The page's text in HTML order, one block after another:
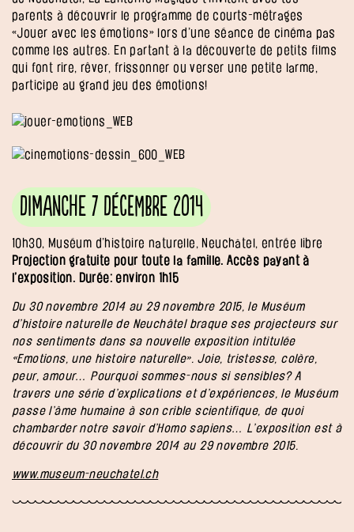
parents à découvrir le programme de courts-métrages
«Jouer avec les émotions» lors d’une séance de cinéma pas
comme les autres. En partant à la découverte de petits films
qui font rire, rêver, frissonner ou verser une petite larme,
participe au grand jeu des émotions!
Dimanche 7 décembre 2014
10h30, Muséum d’histoire naturelle, Neuchâtel, entrée libre
Projection gratuite pour toute la famille. Accès payant à
l’exposition. Durée: environ 1h15
Du 30 novembre 2014 au 29 novembre 2015, le Muséum
d’histoire naturelle de Neuchâtel braque ses projecteurs sur
nos sentiments dans sa nouvelle exposition intitulée
«Emotions, une histoire naturelle». Joie, tristesse, colère,
peur, amour… Pourquoi sommes-nous si sensibles? A
travers une série d’explications et d’expériences, le Muséum
passe l’âme humaine à son crible scientifique, de quoi
chambarder notre savoir d’Homo sapiens… L’exposition est à
découvrir du 30 novembre 2014 au 29 novembre 2015.
www.museum-neuchatel.ch